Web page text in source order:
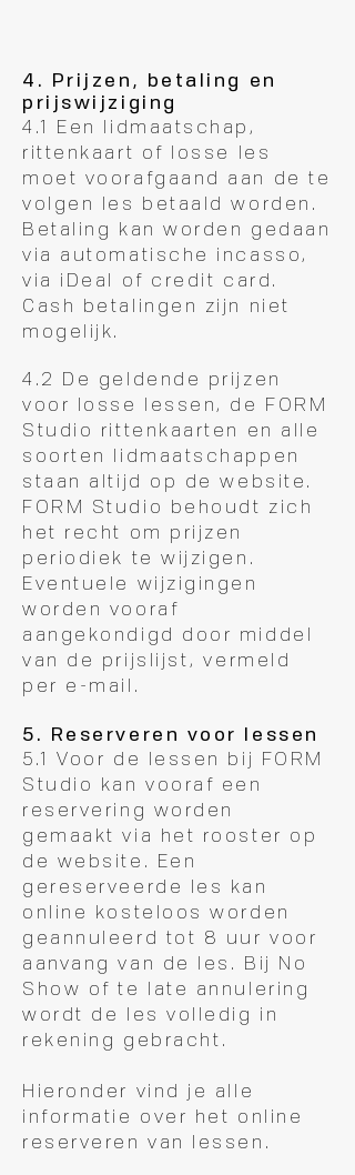
4. Prijzen, betaling en
prijswijziging
4.1 Een lidmaatschap,
rittenkaart of losse les
moet voorafgaand aan de te
volgen les betaald worden.
Betaling kan worden gedaan
via automatische incasso,
via iDeal of credit card.
Cash betalingen zijn niet
mogelijk.
4.2 De geldende prijzen
voor losse lessen, de FORM
Studio rittenkaarten en alle
soorten lidmaatschappen
staan altijd op de website.
FORM Studio behoudt zich
het recht om prijzen
periodiek te wijzigen.
Eventuele wijzigingen
worden vooraf
aangekondigd door middel
van de prijslijst, vermeld
per e-mail.
5. Reserveren voor lessen
5.1 Voor de lessen bij FORM
Studio kan vooraf een
reservering worden
gemaakt via het rooster op
de website. Een
gereserveerde les kan
online kosteloos worden
geannuleerd tot 8 uur voor
aanvang van de les. Bij No
Show of te late annulering
wordt de les volledig in
rekening gebracht.
Hieronder vind je alle
informatie over het online
reserveren van lessen.